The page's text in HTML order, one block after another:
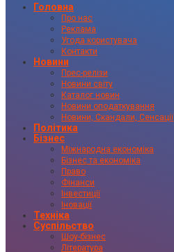
Головна
Про нас
Реклама
Угода користувача
Контакти
Новини
Прес-релізи
Новини світу
Каталог новин
Новини оподаткування
Новини, Скандали, Сенсації
Політика
Бізнес
Міжнародна економіка
Бізнес та економіка
Право
Фінанси
Інвестиції
Іновації
Техніка
Суспільство
Шоу-бізнес
Література